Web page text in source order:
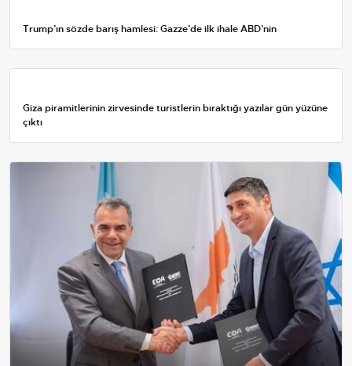
Trump’ın sözde barış hamlesi: Gazze’de ilk ihale ABD’nin
Giza piramitlerinin zirvesinde turistlerin bıraktığı yazılar gün yüzüne
çıktı